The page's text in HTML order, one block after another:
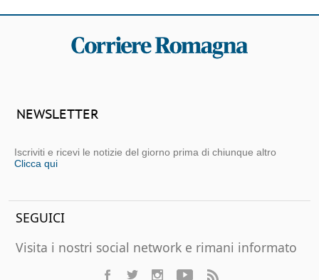
NEWSLETTER
Iscriviti e ricevi le notizie del giorno prima di chiunque altro
Clicca qui
SEGUICI
Visita i nostri social network e rimani informato